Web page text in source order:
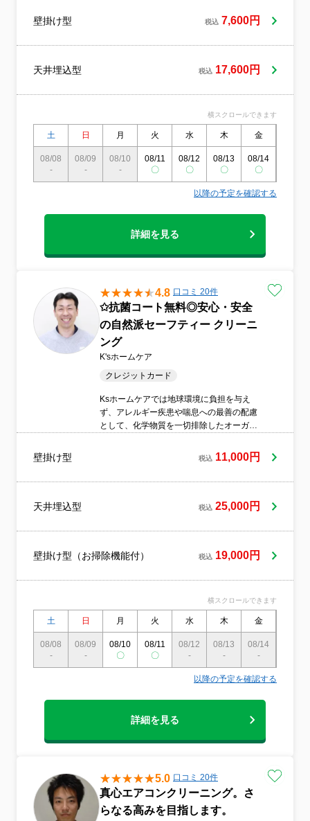
を常に心がけながら、日々作業しています!
作業員一人一人がお客様のことを考えた気
業ができる会社を目指しています。
壁掛け型 税込 7,600円
天井埋込型 税込 17,600円
横スクロールできます
土 日 月 火 水 木 金
08/08
-
08/09
-
08/10
-
08/11
〇
08/12
〇
08/13
〇
08/14
〇
以降の予定を確認する
詳細を見る
4.8 口コミ 20件
✩抗菌コート無料◎安心・安全
の自然派セーフティー クリーニ
ング
K'sホームケア
クレジットカード
Ksホームケアでは地球環境に負担を与え
ず、アレルギー疾患や喘息への最善の配慮
として、化学物質を一切排除したオーガニ
ーフティ」なハウスクリーニングを展開し
ております。石油系の合成洗剤などはまっ
でお悩みの方、小さなお子様、あるいはペ
用いただけます。 人体や自然に優しく、生
た、徹底的なこだわりに基づき厳選した製
時に防護ゴーグルやマスク、ゴム手袋など
を着用する必要がありません。シックハウ
ス症候群やホルムアルデヒド対策も万全に
考慮し、合成界面活性剤をはじめとする石
水」だけで作られた無添加洗剤や、大豆を
分とした極めて安全性の高い抗菌消臭剤、
な実績を積み重ねてきたKsホームケアが、
絶対の自信を持ってお届けする自然派洗剤
のナチュラル＆セーフティハウスクリーニ
ングを、ぜひ一度ご体感ください。私ども
のクオリティ向上に日々誠実に取り組んで
おります。当日はタバコを吸わない非喫煙
者のスタッフが訪問いたします。また、万
壁掛け型 税込 11,000円
天井埋込型 税込 25,000円
壁掛け型（お掃除機能付） 税込 19,000円
横スクロールできます
土 日 月 火 水 木 金
08/08
-
08/09
-
08/10
〇
08/11
〇
08/12
-
08/13
-
08/14
-
以降の予定を確認する
詳細を見る
5.0 口コミ 20件
真心エアコンクリーニング。さ
らなる高みを目指します。